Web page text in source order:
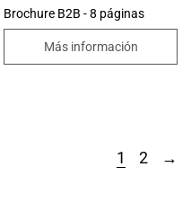
Brochure B2B - 8 páginas
Más información
1 2 →